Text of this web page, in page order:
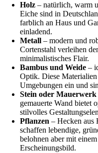
Holz – natürlich, warm
Eiche sind in
farblich an Haus und
einladend.
Metall – modern und
Cortenstahl verleihen
minimalistisches Flair.
Bambus und Weide –
Optik. Diese
Umgebungen ein und
Stein oder Mauerwerk
gemauerte Wand bietet
stilvolles
Pflanzen – Hecken aus
schaffen lebendige,
belohnen aber mit
Erscheinungsbild.